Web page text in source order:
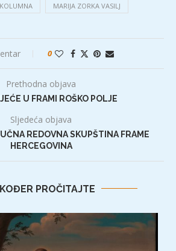
KOLUMNA MARIJA ZORKA VASILJ
0
Prethodna objava
U FRAMI ROŠKO POLJE
Sljedeća objava
REDOVNA SKUPŠTINA FRAME
HERCEGOVINA
PROČITAJTE